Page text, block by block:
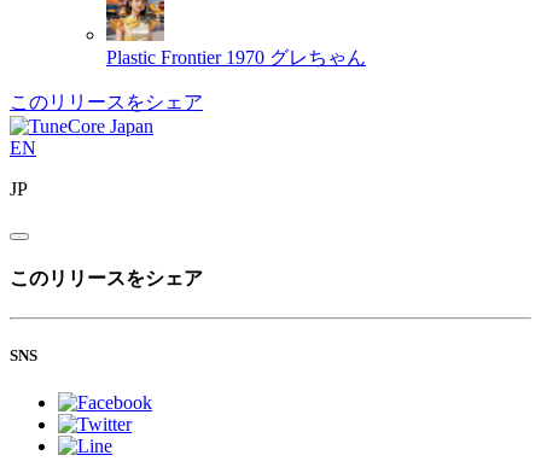
Plastic Frontier 1970 グレちゃん
このリリースをシェア
EN
JP
このリリースをシェア
SNS